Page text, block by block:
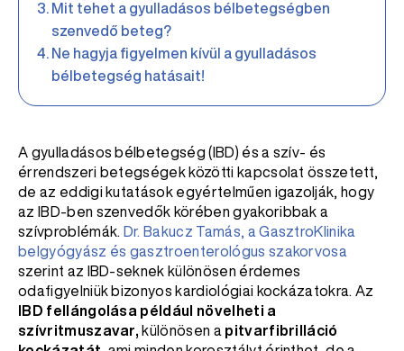
Mit tehet a gyulladásos bélbetegségben
szenvedő beteg?
Ne hagyja figyelmen kívül a gyulladásos
bélbetegség hatásait!
A gyulladásos bélbetegség (IBD) és a szív- és
érrendszeri betegségek közötti kapcsolat összetett,
de az eddigi kutatások egyértelműen igazolják, hogy
az IBD-ben szenvedők körében gyakoribbak a
szívproblémák. Dr. Bakucz Tamás, a GasztroKlinika
belgyógyász és gasztroenterológus szakorvosa
szerint az IBD-seknek különösen érdemes
odafigyelniük bizonyos kardiológiai kockázatokra. Az
IBD fellángolása például növelheti a
szívritmuszavar, különösen a pitvarfibrilláció